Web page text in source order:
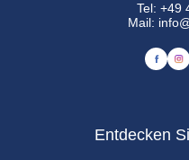
Tel:+49
Mail:
Entdecken